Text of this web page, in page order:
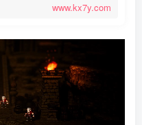
www.kx7y.com